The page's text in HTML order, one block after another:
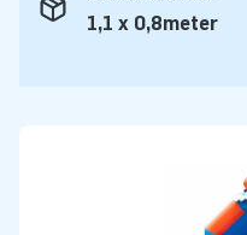
Koop dit unieke
Meer dan 15.000
lucht springen. Vaak
ontwikkelaars en logistiek
1,1 x 0,8meter